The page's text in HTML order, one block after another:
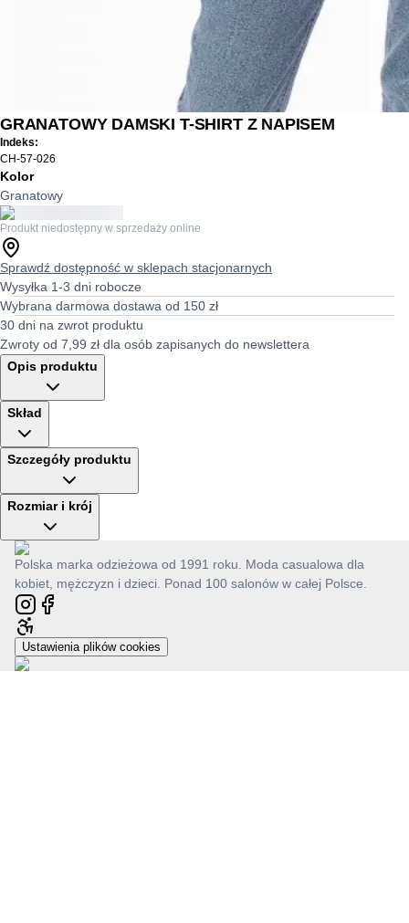
GRANATOWY DAMSKI T-SHIRT Z NAPISEM
Indeks:
CH-57-026
Kolor
Granatowy
Produkt niedostępny w sprzedaży online
Sprawdź dostępność w sklepach stacjonarnych
Wysyłka 1-3 dni robocze
Wybrana darmowa dostawa od 150 zł
30 dni na zwrot produktu
Zwroty od 7,99 zł dla osób zapisanych do newslettera
Opis produktu
Skład
Szczegóły produktu
Rozmiar i krój
Polska marka odzieżowa od 1991 roku. Moda casualowa dla
kobiet, mężczyzn i dzieci. Ponad 100 salonów w całej Polsce.
Ustawienia plików cookies